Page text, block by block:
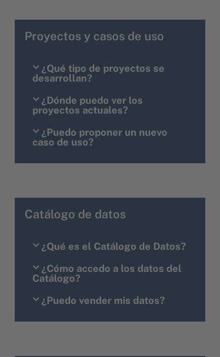
Proyectos y casos de uso
¿Qué tipo de proyectos se
desarrollan?
¿Dónde puedo ver los
proyectos actuales?
¿Puedo proponer un nuevo
caso de uso?
Catálogo de datos
¿Qué es el Catálogo de Datos?
¿Cómo accedo a los datos del
Catálogo?
¿Puedo vender mis datos?